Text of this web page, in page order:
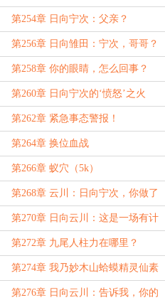
第254章 日向宁次：父亲？
第256章 日向雏田：宁次，哥哥？
第258章 你的眼睛，怎么回事？
第260章 日向宁次的‘愤怒’之火
第262章 紧急事态警报！
第264章 换位血战
第266章 蚁穴（5k）
第268章 云川：日向宁次，你做了
什么！（3k）
第270章 日向云川：这是一场有计
划和准备的袭击
第272章 九尾人柱力在哪里？
第274章 我乃妙木山蛤蟆精灵仙素
道人通称蛤蟆仙人座下弥彦
第276章 日向云川：告诉我，你的